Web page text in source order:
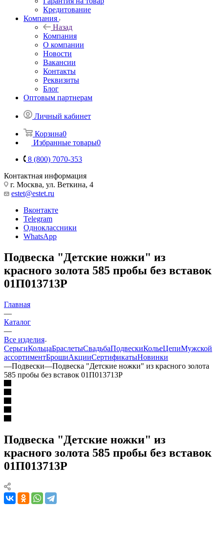
Кредитование
Компания
Назад
Компания
О компании
Новости
Вакансии
Контакты
Реквизиты
Блог
Оптовым партнерам
Личный кабинет
Корзина0
Избранные товары0
8 (800) 7070-353
Контактная информация
г. Москва, ул. Веткина, 4
estet@estet.ru
Вконтакте
Telegram
Одноклассники
WhatsApp
Подвеска "Детские ножки" из
красного золота 585 пробы без вставок
01П013713Р
Главная
—
Каталог
—
Все изделия
СерьгиКольцаБраслетыСвадьбаПодвескиКольеЦепиМужской
ассортиментБрошиАкцииСертификатыНовинки
—Подвески—Подвеска "Детские ножки" из красного золота
585 пробы без вставок 01П013713Р
Подвеска "Детские ножки" из
красного золота 585 пробы без вставок
01П013713Р